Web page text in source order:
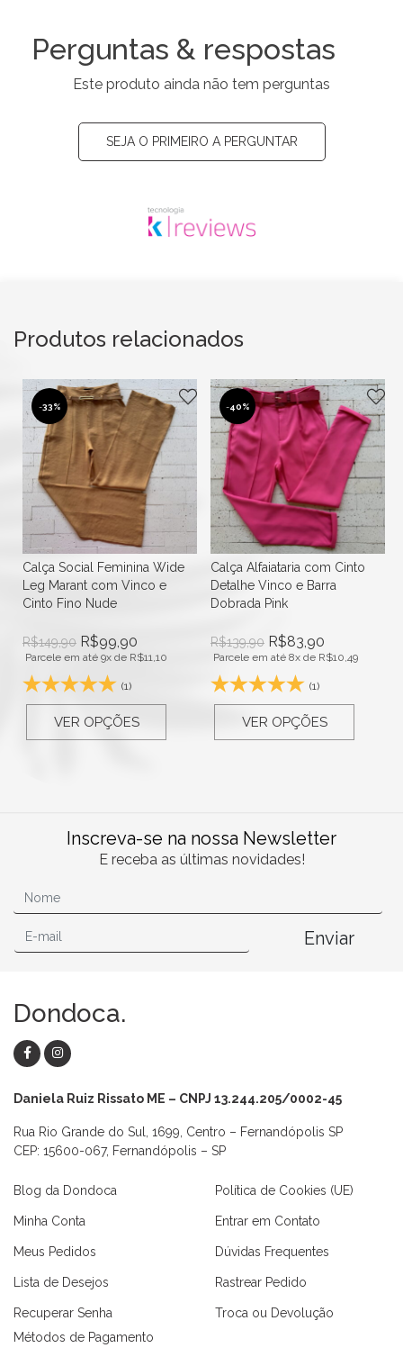
Perguntas & respostas
Este produto ainda não tem perguntas
SEJA O PRIMEIRO A PERGUNTAR
Produtos relacionados
-33%
Calça Social Feminina Wide
Leg Marant com Vinco e
Cinto Fino Nude
R$149,90 R$99,90
Parcele em até 9x de R$11,10
(1)
VER OPÇÕES
-40%
Calça Alfaiataria com Cinto
Detalhe Vinco e Barra
Dobrada Pink
R$139,90 R$83,90
Parcele em até 8x de R$10,49
(1)
VER OPÇÕES
Inscreva-se na nossa Newsletter
E receba as últimas novidades!
Enviar
Dondoca.
Daniela Ruiz Rissato ME – CNPJ 13.244.205/0002-45
Rua Rio Grande do Sul, 1699, Centro – Fernandópolis SP
CEP: 15600-067, Fernandópolis – SP
Blog da Dondoca
Minha Conta
Meus Pedidos
Lista de Desejos
Recuperar Senha
Política de Cookies (UE)
Entrar em Contato
Dúvidas Frequentes
Rastrear Pedido
Troca ou Devolução
Métodos de Pagamento